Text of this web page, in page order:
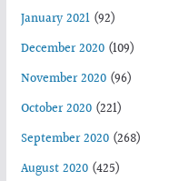
January 2021(92)
December 2020(109)
November 2020(96)
October 2020(221)
September 2020(268)
August 2020(425)